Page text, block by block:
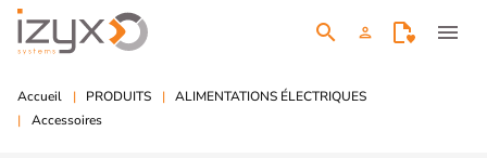
search person menu
Accueil PRODUITS
ALIMENTATIONS ÉLECTRIQUES
Accessoires